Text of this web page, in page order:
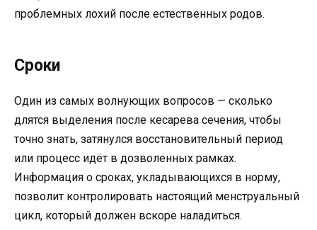
проблемных лохий после естественных родов.
Сроки
Один из самых волнующих вопросов — сколько
длятся выделения после кесарева сечения, чтобы
точно знать, затянулся восстановительный период
или процесс идёт в дозволенных рамках.
Информация о сроках, укладывающихся в норму,
позволит контролировать настоящий менструальный
цикл, который должен вскоре наладиться.